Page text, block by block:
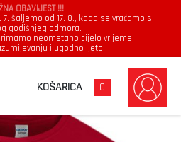
OBAVIJEST !!!
šaljemo od 17. 8., kada se vraćamo s
godišnjeg odmora.
neometano cijelo vrijeme!
i ugodno ljeto!
KOŠARICA 0
NEĆE NIKO DALIBORU GOVORIT KOLIKO ĆE DALIBOR POPIT